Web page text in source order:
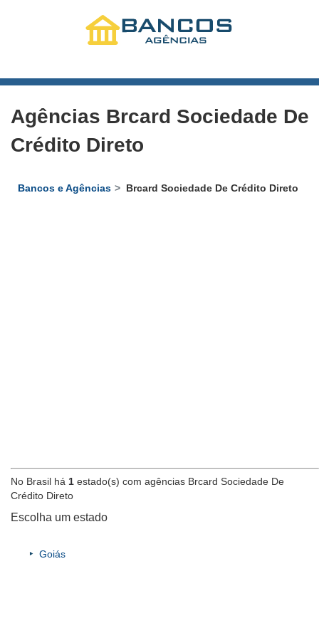
Agências Brcard Sociedade De
Crédito Direto
Bancos e Agências Brcard Sociedade De Crédito Direto
No Brasil há 1 estado(s) com agências Brcard Sociedade De
Crédito Direto
Escolha um estado
Goiás